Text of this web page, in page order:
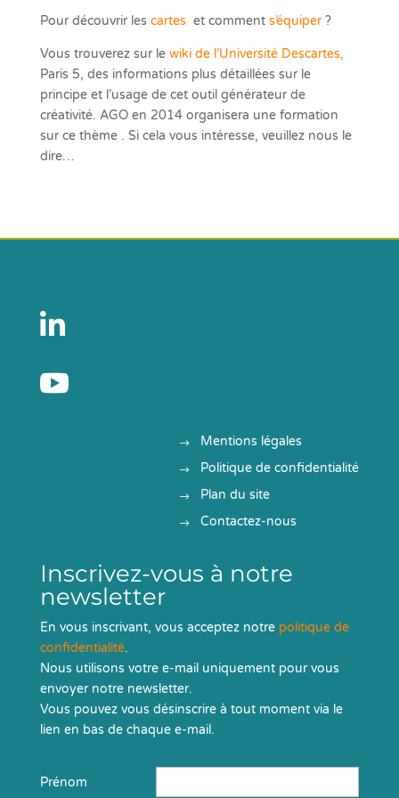
Pour découvrir les cartes et comment s’équiper?
Vous trouverez sur le wiki de l’Université Descartes,
Paris 5, des informations plus détaillées sur le
principe et l’usage de cet outil générateur de
créativité. AGO en 2014 organisera une formation
sur ce thème . Si cela vous intéresse, veuillez nous le
dire…


Mentions légales
Politique de confidentialité
Plan du site
Contactez-nous
Inscrivez-vous à notre
newsletter
En vous inscrivant, vous acceptez notre politique de
confidentialité.
Nous utilisons votre e-mail uniquement pour vous
envoyer notre newsletter.
Vous pouvez vous désinscrire à tout moment via le
lien en bas de chaque e-mail.
Prénom